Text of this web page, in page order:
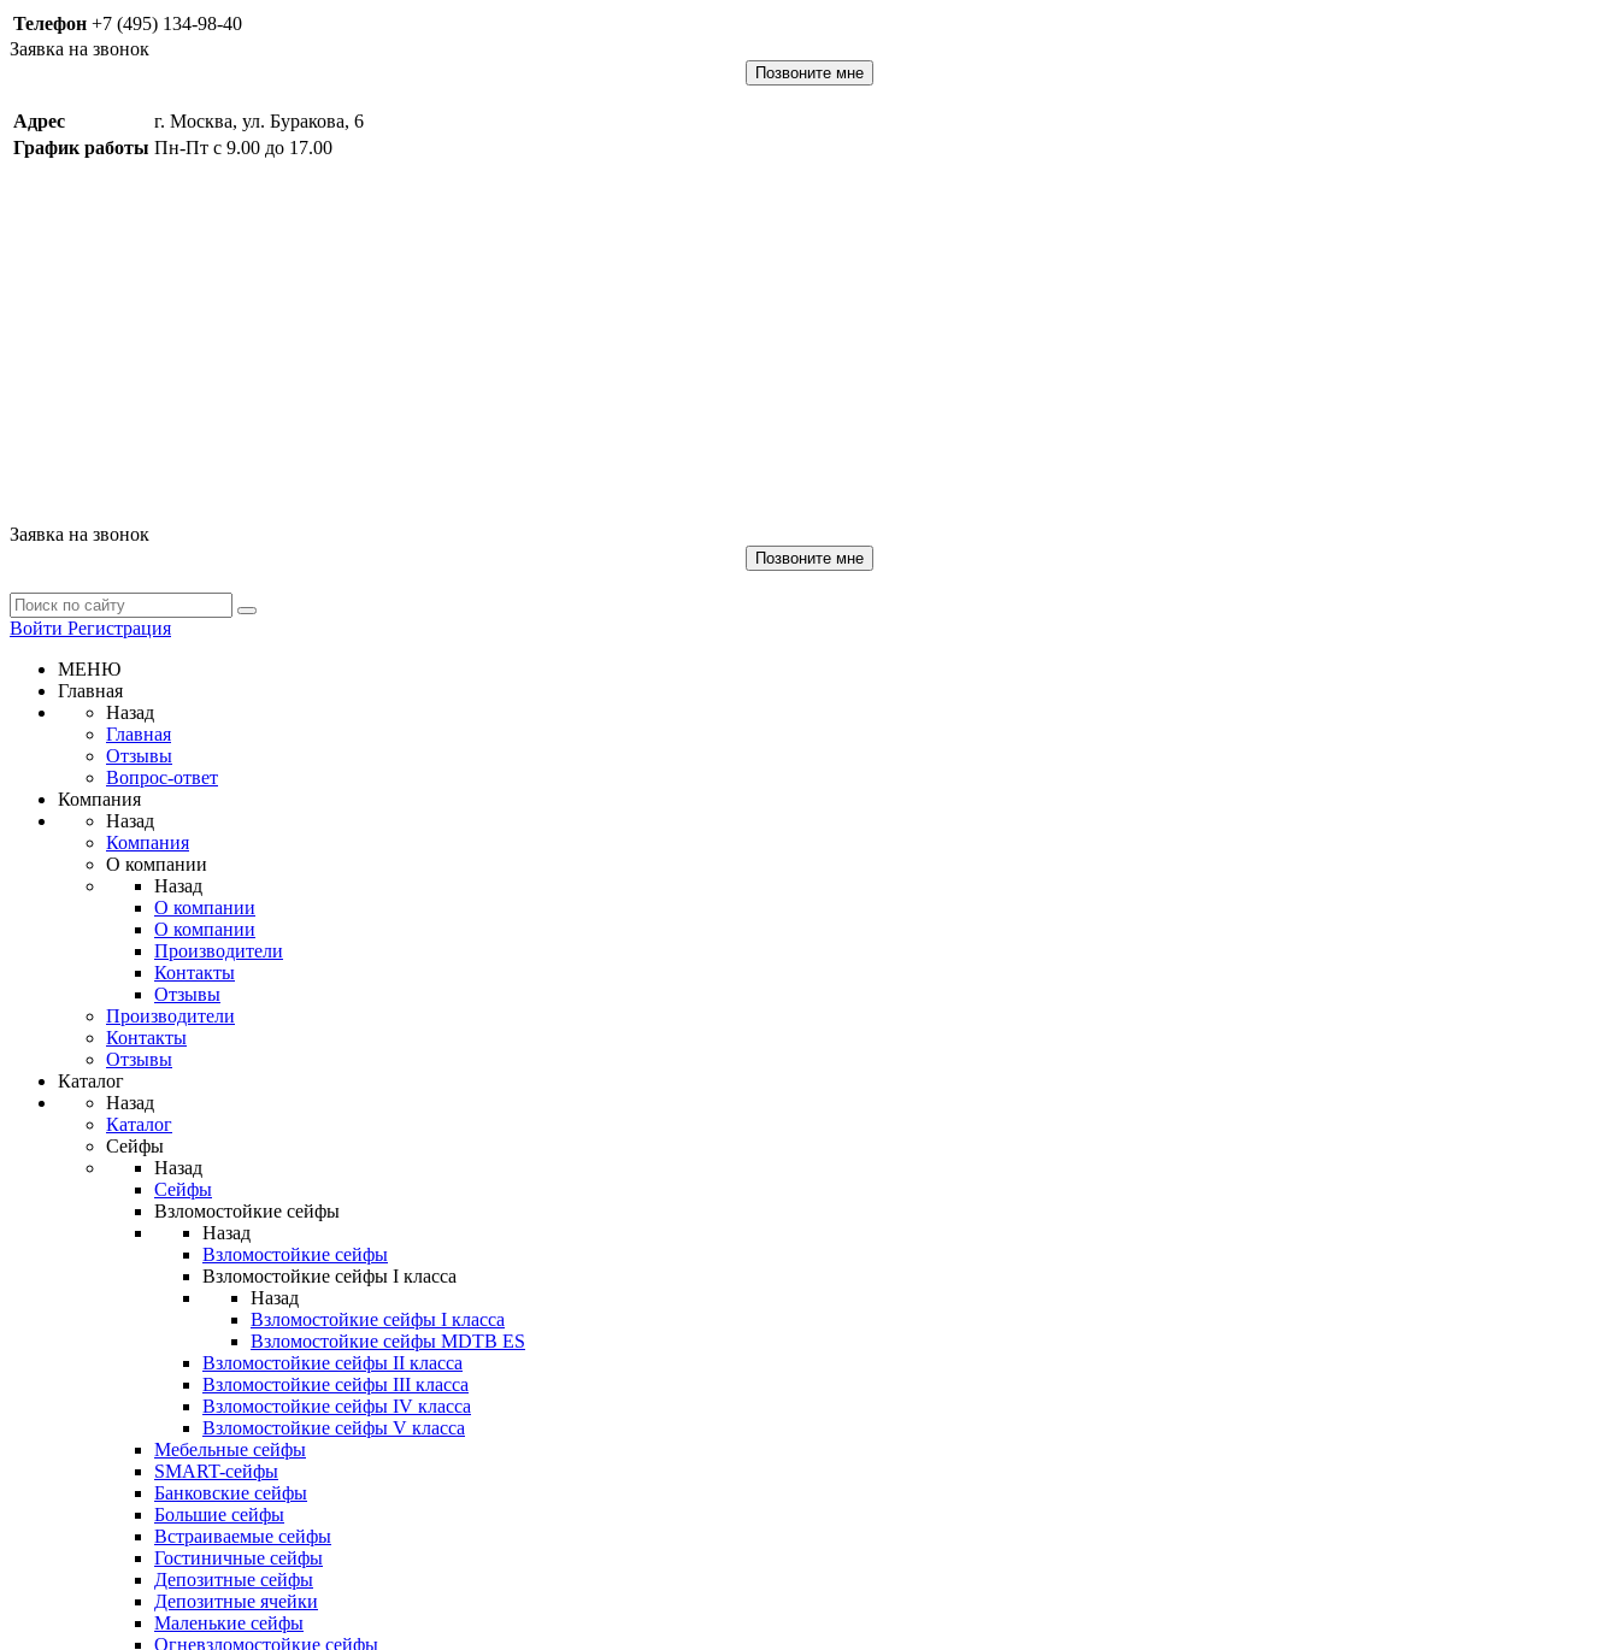
Телефон +7 (495) 134-98-40
Заявка на звонок
Позвоните мне
Адрес
г. Москва, ул. Буракова, 6
График работы Пн-Пт с 9.00 до 17.00
Заявка на звонок
Позвоните мне
Войти Регистрация
МЕНЮ
Главная
Назад
Главная
Отзывы
Вопрос-ответ
Компания
Назад
Компания
О компании
Назад
О компании
О компании
Производители
Контакты
Отзывы
Производители
Контакты
Отзывы
Каталог
Назад
Каталог
Сейфы
Назад
Сейфы
Взломостойкие сейфы
Назад
Взломостойкие сейфы
Взломостойкие сейфы I класса
Назад
Взломостойкие сейфы I класса
Взломостойкие сейфы MDTB ES
Взломостойкие сейфы II класса
Взломостойкие сейфы III класса
Взломостойкие сейфы IV класса
Взломостойкие сейфы V класса
Мебельные сейфы
SMART-сейфы
Банковские сейфы
Большие сейфы
Встраиваемые сейфы
Гостиничные сейфы
Депозитные сейфы
Депозитные ячейки
Маленькие сейфы
Огневзломостойкие сейфы